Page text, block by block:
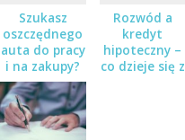
Szukasz
oszczędnego
auta do pracy
i na zakupy?
Sprawdź
Nissana Micra
w salonie
Zaborowski
Rozwód a
kredyt
hipoteczny –
co dzieje się z